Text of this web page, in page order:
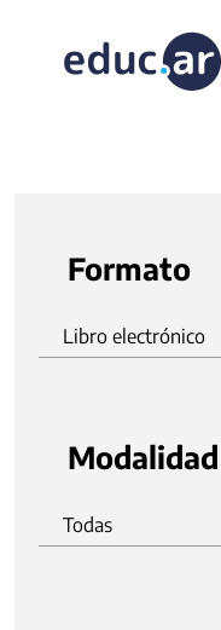
Formato
Libro electrónico
Modalidad
Todas